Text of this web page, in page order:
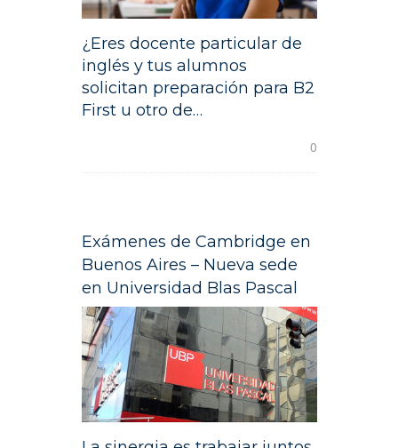
CONTACTO
¿Eres docente particular de
inglés y tus alumnos
solicitan preparación para B2
First u otro de…
0
Exámenes de Cambridge en
Buenos Aires – Nueva sede
en Universidad Blas Pascal